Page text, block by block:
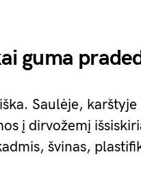
guma
Saulėje,
į dirvožemį
švinas,